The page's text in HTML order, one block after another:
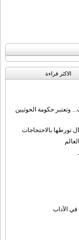
الاکثر قراءة
وتعتبر حكومة الحوثيين
تورطها بالاحتجاجات
الآداب